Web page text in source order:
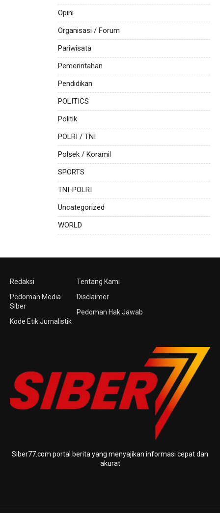
Opini
Organisasi / Forum
Pariwisata
Pemerintahan
Pendidikan
POLITICS
Politik
POLRI / TNI
Polsek / Koramil
SPORTS
TNI-POLRI
Uncategorized
WORLD
Redaksi
Pedoman Media
Siber
Kode Etik Jurnalistik
Tentang Kami
Disclaimer
Pedoman Hak Jawab
Siber77.com portal berita yang menyajikan informasi cepat dan
akurat